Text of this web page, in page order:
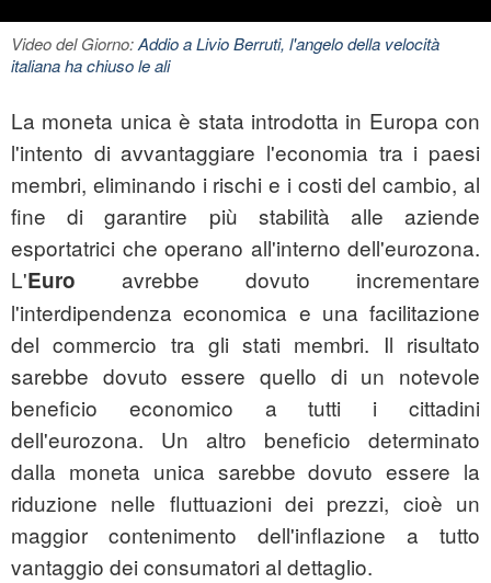
Video del Giorno:Addio a Livio Berruti, l'angelo della velocità
italiana ha chiuso le ali
La moneta unica è stata introdotta in Europa con
l'intento di avvantaggiare l'economia tra i paesi
membri, eliminando i rischi e i costi del cambio, al
fine di garantire più stabilità alle aziende
esportatrici che operano all'interno dell'eurozona.
L'Euro avrebbe dovuto incrementare
l'interdipendenza economica e una facilitazione
del commercio tra gli stati membri. Il risultato
sarebbe dovuto essere quello di un notevole
beneficio economico a tutti i cittadini
dell'eurozona. Un altro beneficio determinato
dalla moneta unica sarebbe dovuto essere la
riduzione nelle fluttuazioni dei prezzi, cioè un
maggior contenimento dell'inflazione a tutto
vantaggio dei consumatori al dettaglio.